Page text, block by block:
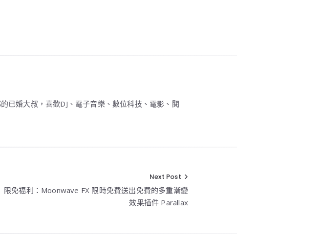
婚大叔，喜歡DJ、電子音樂、數位科技、電影、閱
Next Post
限免福利：Moonwave FX 限時免費送出免費的多重漸變
效果插件 Parallax